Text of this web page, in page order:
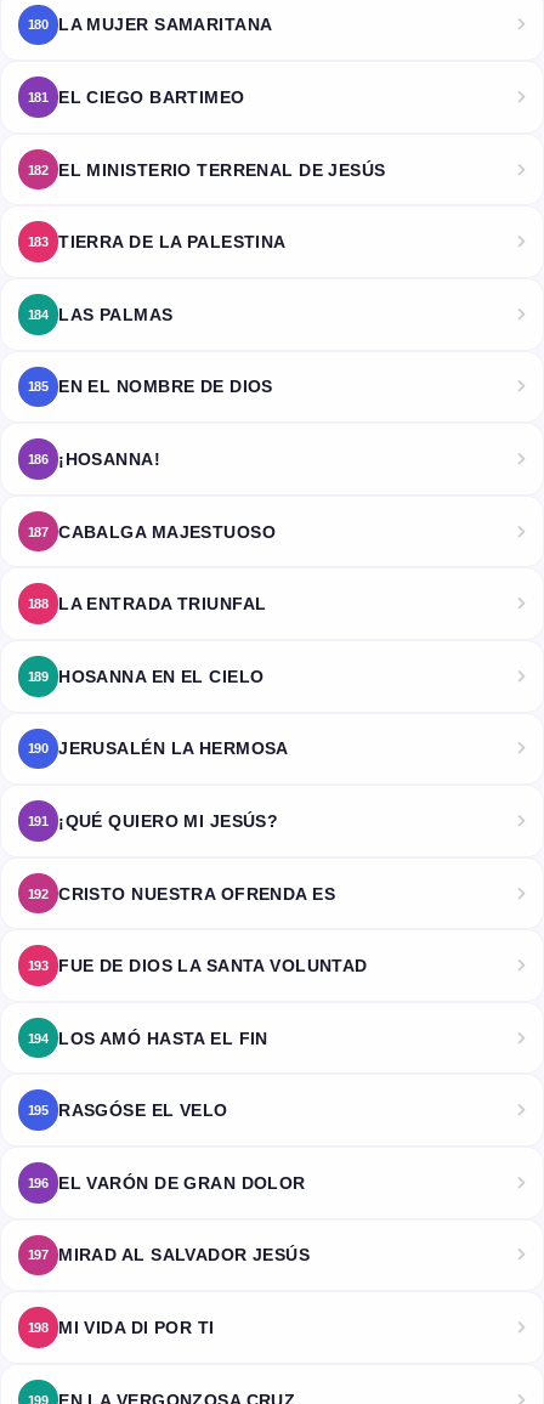
180 LA MUJER SAMARITANA
181 EL CIEGO BARTIMEO
182 EL MINISTERIO TERRENAL DE JESÚS
183 TIERRA DE LA PALESTINA
184 LAS PALMAS
185 EN EL NOMBRE DE DIOS
186 ¡HOSANNA!
187 CABALGA MAJESTUOSO
188 LA ENTRADA TRIUNFAL
189 HOSANNA EN EL CIELO
190 JERUSALÉN LA HERMOSA
191 ¡QUÉ QUIERO MI JESÚS?
192 CRISTO NUESTRA OFRENDA ES
193 FUE DE DIOS LA SANTA VOLUNTAD
194 LOS AMÓ HASTA EL FIN
195 RASGÓSE EL VELO
196 EL VARÓN DE GRAN DOLOR
197 MIRAD AL SALVADOR JESÚS
198 MI VIDA DI POR TI
199 EN LA VERGONZOSA CRUZ